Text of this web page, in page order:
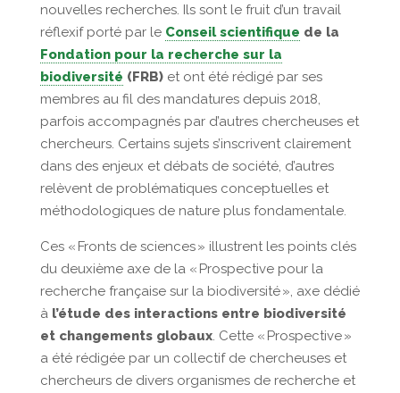
nouvelles recherches. Ils sont le fruit d’un travail
réflexif porté par le Conseil scientifique de la
Fondation pour la recherche sur la
biodiversité (FRB)et ont été rédigé par ses
membres au fil des mandatures depuis 2018,
parfois accompagnés par d’autres chercheuses et
chercheurs. Certains sujets s’inscrivent clairement
dans des enjeux et débats de société, d’autres
relèvent de problématiques conceptuelles et
méthodologiques de nature plus fondamentale.
Ces « Fronts de sciences » illustrent les points clés
du deuxième axe de la « Prospective pour la
recherche française sur la biodiversité », axe dédié
à l’étude des interactions entre biodiversité
et changements globaux. Cette « Prospective »
a été rédigée par un collectif de chercheuses et
chercheurs de divers organismes de recherche et